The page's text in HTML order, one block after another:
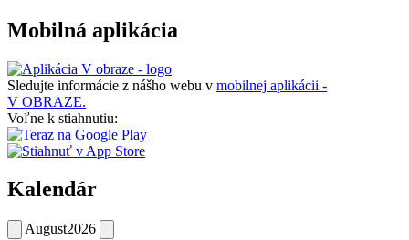
Mobilná aplikácia
Sledujte informácie z nášho webu v mobilnej aplikácii -
V OBRAZE.
Voľne k stiahnutiu:
Kalendár
August2026